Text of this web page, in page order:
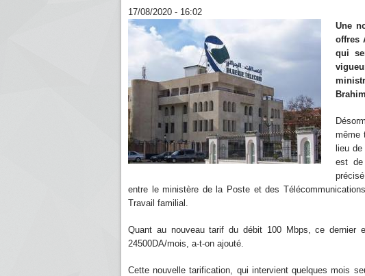
17/08/2020 - 16:02
Une
offres
qui
même
lieu
est de
entre le ministère de la Poste et des
Travail familial.
Quant au nouveau tarif du débit 100 Mbps, ce dernier
24500DA/mois, a-t-on ajouté.
Cette nouvelle tarification, qui intervient quelques mois